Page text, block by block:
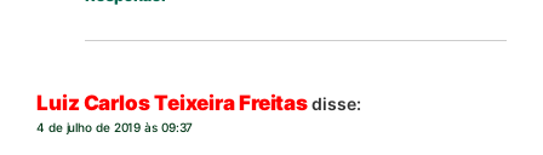
Luiz Carlos Teixeira Freitasdisse:
4 de julho de 2019 às 09:37